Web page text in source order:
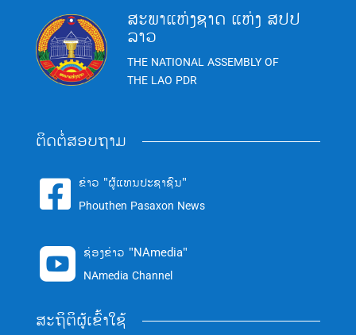
ສະພາແຫ່ງຊາດ ແຫ່ງ ສປປ
ລາວ
THE NATIONAL ASSEMBLY OF
THE LAO PDR
ຕິດຕໍ່ສອບຖາມ
 ຂ່າວ "ຜູ້ແທນປະຊາຊົນ"
Phouthen Pasaxon News
 ຊ່ອງຂ່າວ "NAmedia"
NAmedia Channel
ສະຖິຕິຜູ້ເຂົ້າໃຊ້